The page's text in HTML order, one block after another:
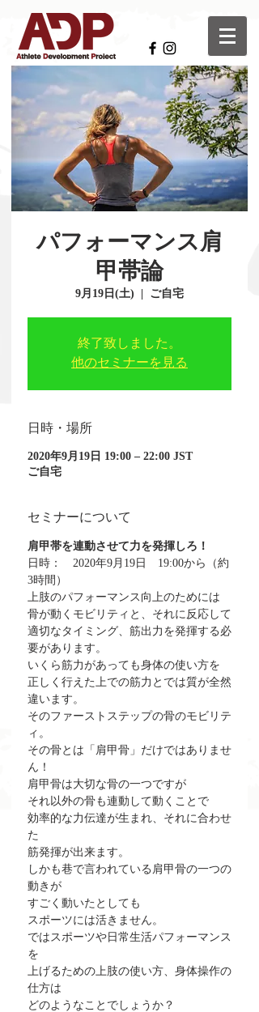
パフォーマンス肩
甲帯論
9月19日(土) ご自宅
終了致しました。
他のセミナーを見る
日時・場所
2020年9月19日 19:00 – 22:00 JST
ご自宅
セミナーについて
肩甲帯を連動させて力を発揮しろ！
日時：　2020年9月19日　19:00から（約
3時間）
上肢のパフォーマンス向上のためには
骨が動くモビリティと、それに反応して
適切なタイミング、筋出力を発揮する必
要があります。
いくら筋力があっても身体の使い方を
正しく行えた上での筋力とでは質が全然
違います。
そのファーストステップの骨のモビリテ
ィ。
その骨とは「肩甲骨」だけではありませ
ん！
肩甲骨は大切な骨の一つですが
それ以外の骨も連動して動くことで
効率的な力伝達が生まれ、それに合わせ
た
筋発揮が出来ます。
しかも巷で言われている肩甲骨の一つの
動きが
すごく動いたとしても
スポーツには活きません。
ではスポーツや日常生活パフォーマンス
を
上げるための上肢の使い方、身体操作の
仕方は
どのようなことでしょうか？